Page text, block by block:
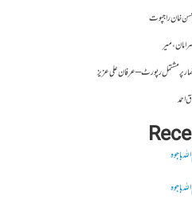
خان راجپوت
پر مشتمل رپورٹ – عرفان علی عزیز
احمد
باجوہ
باجوہ